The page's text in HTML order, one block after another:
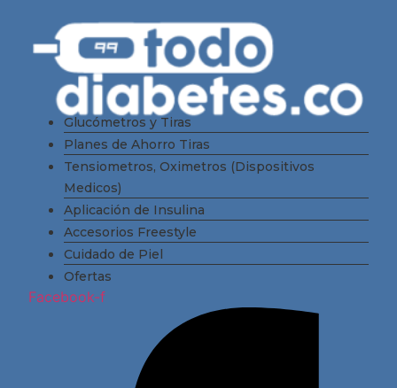
Glucómetros y Tiras
Planes de Ahorro Tiras
Tensiometros, Oximetros (Dispositivos
Medicos)
Aplicación de Insulina
Accesorios Freestyle
Cuidado de Piel
Ofertas
Facebook-f